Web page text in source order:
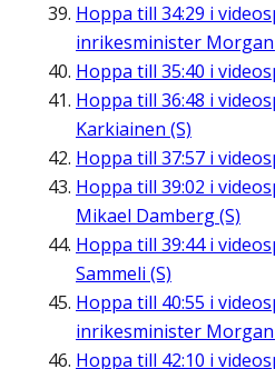
Hoppa till 34:29 i
inrikesminister Morgan
Hoppa till 35:40 i
Hoppa till 36:48 i
Karkiainen (S)
Hoppa till 37:57 i
Hoppa till 39:02 i
Mikael Damberg (S)
Hoppa till 39:44i
Sammeli (S)
Hoppa till 40:55 i
inrikesminister Morgan
Hoppa till 42:10 i